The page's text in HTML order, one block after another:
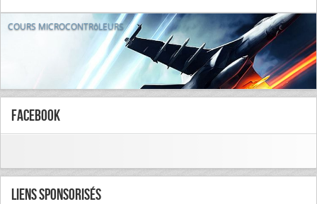
COURS MICROCONTRôLEURS
FaceBook
Liens Sponsorisés